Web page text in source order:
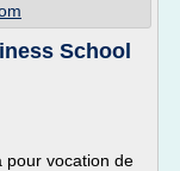
School
pour vocation de